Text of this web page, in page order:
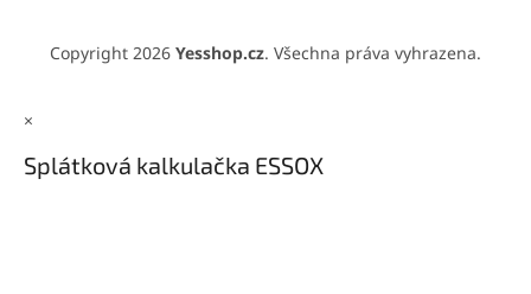
Copyright 2026 Yesshop.cz. Všechna práva vyhrazena.
×
Splátková kalkulačka ESSOX